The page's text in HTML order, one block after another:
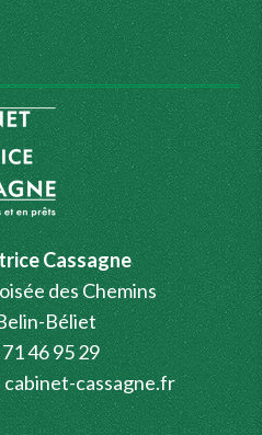
Cassagne
des Chemins
Béliet
46 95 29
cassagne.fr